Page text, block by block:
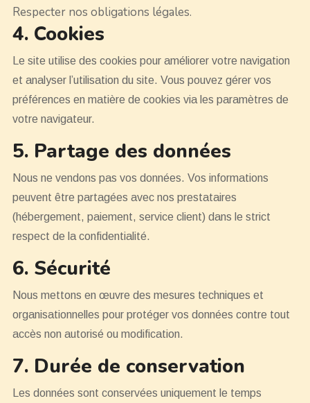
Respecter nos obligations légales.
4. Cookies
Le site utilise des cookies pour améliorer votre navigation
et analyser l’utilisation du site. Vous pouvez gérer vos
préférences en matière de cookies via les paramètres de
votre navigateur.
5. Partage des données
Nous ne vendons pas vos données. Vos informations
peuvent être partagées avec nos prestataires
(hébergement, paiement, service client) dans le strict
respect de la confidentialité.
6. Sécurité
Nous mettons en œuvre des mesures techniques et
organisationnelles pour protéger vos données contre tout
accès non autorisé ou modification.
7. Durée de conservation
Les données sont conservées uniquement le temps